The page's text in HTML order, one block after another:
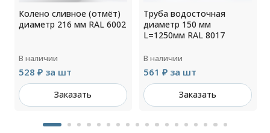
Колено сливное (отмёт)
диаметр 216 мм RAL 6002
В наличии
528 ₽ за шт
Заказать
Труба водосточная
диаметр 150 мм
L=1250мм RAL 8017
В наличии
561 ₽ за шт
Заказать